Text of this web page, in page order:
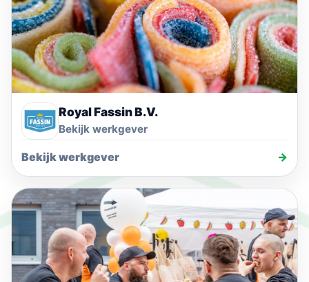
Royal Fassin B.V.
Bekijk werkgever
Bekijk werkgever →